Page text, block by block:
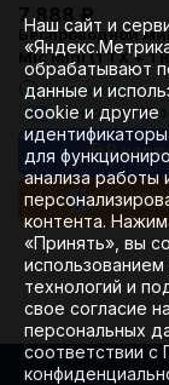
7 888 ₽
Беспроводной
Mic Mini (1 TX + 1
В наличии
Начислим +113
В
Запрос
Наш сайт и
обрабатывают
данные и
cookie и другие
для
анализа работы
контента.
«Принять», вы
использованием
технологий и
свое согласие
персональных
соответствии с